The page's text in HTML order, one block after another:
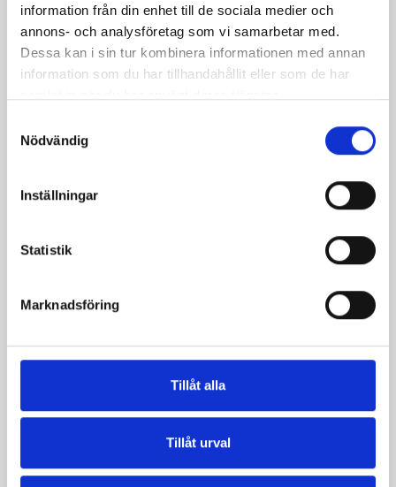
information från din enhet till de sociala medier och
annons- och analysföretag som vi samarbetar med.
Dessa kan i sin tur kombinera informationen med annan
information som du har tillhandahållit eller som de har
Nödvändig
Inställningar
Statistik
Marknadsföring
Tillåt alla
Tillåt urval